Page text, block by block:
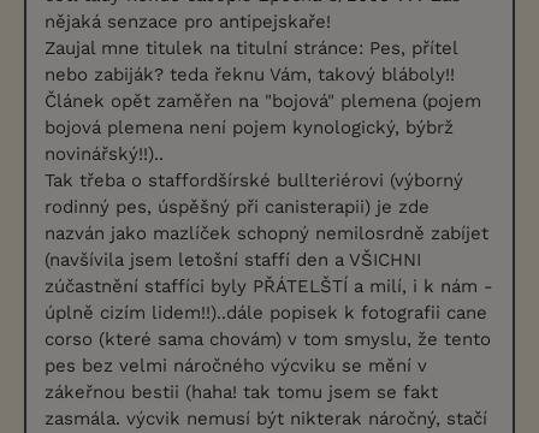
nějaká senzace pro antipejskaře!
Zaujal mne titulek na titulní stránce: Pes, přítel
nebo zabiják? teda řeknu Vám, takový bláboly!!
Článek opět zaměřen na "bojová" plemena (pojem
bojová plemena není pojem kynologický, býbrž
novinářský!!)..
Tak třeba o staffordšírské bullteriérovi (výborný
rodinný pes, úspěšný při canisterapii) je zde
nazván jako mazlíček schopný nemilosrdně zabíjet
(navšívila jsem letošní staffí den a VŠICHNI
zúčastnění staffíci byly PŘÁTELŠTÍ a milí, i k nám -
úplně cizím lidem!!)..dále popisek k fotografii cane
corso (které sama chovám) v tom smyslu, že tento
pes bez velmi náročného výcviku se mění v
zákeřnou bestii (haha! tak tomu jsem se fakt
zasmála. výcvik nemusí být nikterak náročný, stačí